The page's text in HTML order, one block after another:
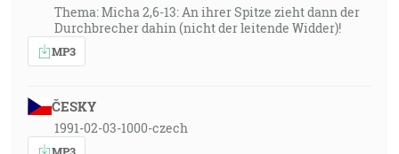
Thema: Micha 2,6-13: An ihrer Spitze zieht dann der
Durchbrecher dahin (nicht der leitende Widder)!
MP3
ČESKY
1991-02-03-1000-czech